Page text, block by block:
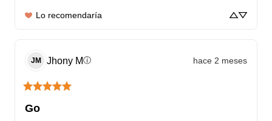
Lo recomendaría
JM Jhony Mⓘ hace 2 meses
Go